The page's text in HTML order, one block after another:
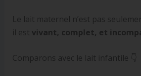
Le lait maternel n’est pas
il est vivant, complet, et
Comparons avec le lait infantile 👇